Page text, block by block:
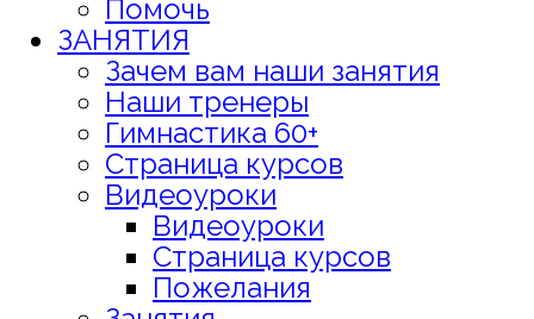
Помочь
ЗАНЯТИЯ
Зачем вам наши занятия
Наши тренеры
Гимнастика 60+
Страница курсов
Видеоуроки
Видеоуроки
Страница курсов
Пожелания